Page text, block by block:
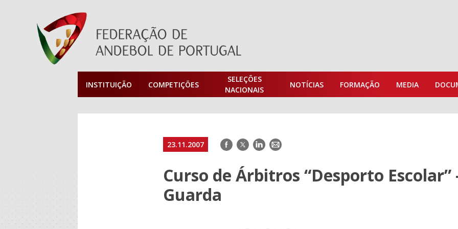
INSTITUIÇÃO COMPETIÇÕES
SELEÇÕES
NACIONAIS
NOTÍCIAS FORMAÇÃO MEDIA
23.11.2007 Facebook
TwitterLinkedIn
E-
Curso de Árbitros “Desporto Escolar”
Guarda